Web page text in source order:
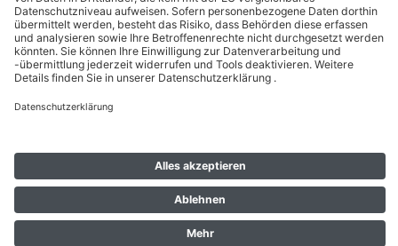
Versandkostenfrei ab 50€
Datenschutz Impressum AGB